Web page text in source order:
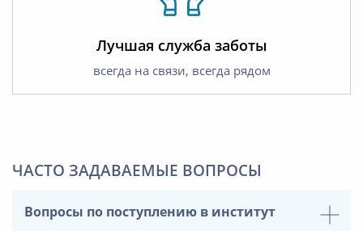
Лучшая служба заботы
всегда на связи, всегда рядом
ЧАСТО ЗАДАВАЕМЫЕ ВОПРОСЫ
Вопросы по поступлению в институт